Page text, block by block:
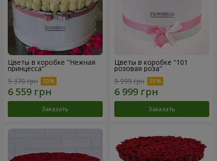
Цветы в коробке "Нежная
принцесса"
9 370 грн
Заказать
Цветы в коробке "101
розовая роза"
9 999 грн
Заказать